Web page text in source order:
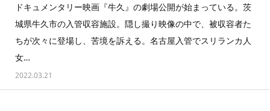
ドキュメンタリー映画『牛久』の劇場公開が始まっている。茨
城県牛久市の入管収容施設。隠し撮り映像の中で、被収容者た
ちが次々に登場し、苦境を訴える。名古屋入管でスリランカ人
女…
2022.03.21